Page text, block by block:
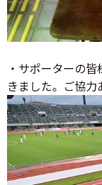
・サポーターの
きました。ご協力